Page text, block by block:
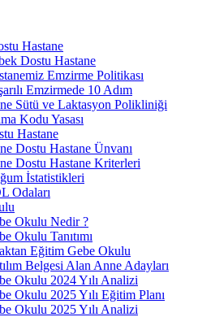
Hastane
Dostu Hastane
Emzirme Politikası
Emzirmede 10 Adım
Sütü ve Laktasyon Polikliniği
Kodu Yasası
Hastane
Dostu Hastane Ünvanı
Dostu Hastane Kriterleri
İstatistikleri
Odaları
Okulu Nedir ?
Okulu Tanıtımı
Eğitim Gebe Okulu
Belgesi Alan Anne Adayları
Okulu 2024 Yılı Analizi
Okulu 2025 Yılı Eğitim Planı
Okulu 2025 Yılı Analizi